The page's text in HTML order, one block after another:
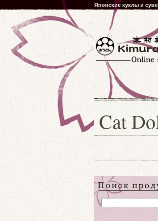
Японские куклы и
Cat